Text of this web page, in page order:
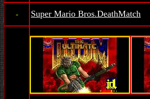
- Super Mario Bros.DeathMatch